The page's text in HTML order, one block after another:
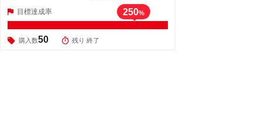
目標達成率 250%
購入数50 残り 終了